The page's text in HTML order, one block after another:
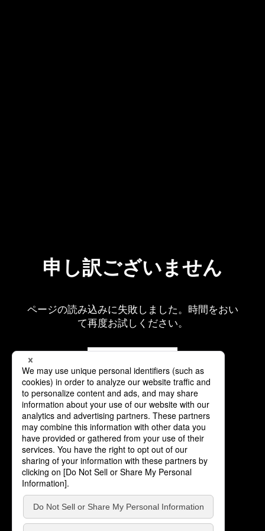
申し訳ございません
ページの読み込みに失敗しました。時間をおい
て再度お試しください。